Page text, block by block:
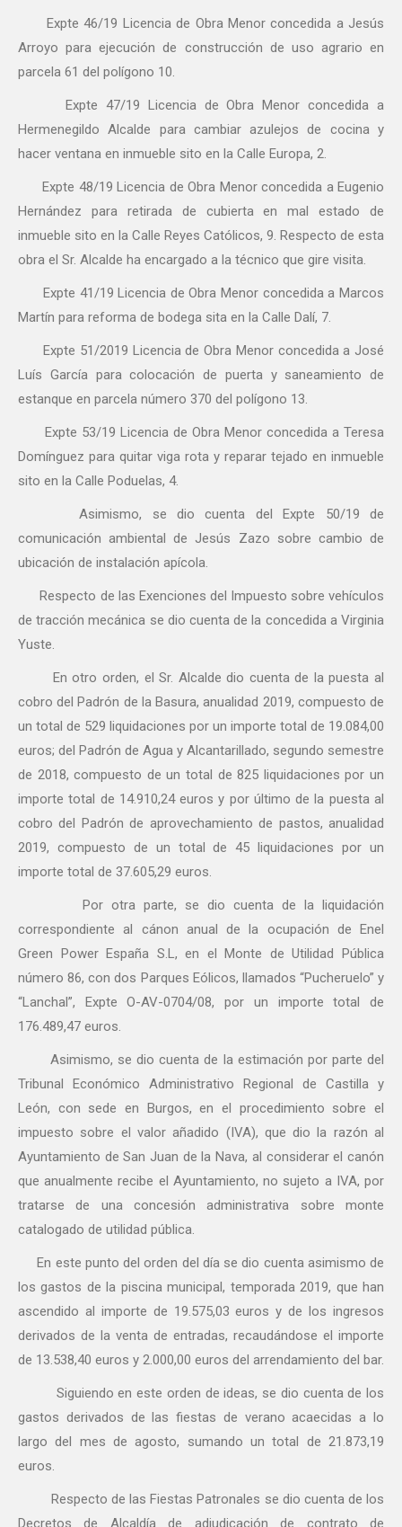
Expte 46/19 Licencia de Obra Menor concedida a Jesús
Arroyo para ejecución de construcción de uso agrario en
parcela 61 del polígono 10.
Expte 47/19 Licencia de Obra Menor concedida a
Hermenegildo Alcalde para cambiar azulejos de cocina y
hacer ventana en inmueble sito en la Calle Europa, 2.
Expte 48/19 Licencia de Obra Menor concedida a Eugenio
Hernández para retirada de cubierta en mal estado de
inmueble sito en la Calle Reyes Católicos, 9. Respecto de esta
obra el Sr. Alcalde ha encargado a la técnico que gire visita.
Expte 41/19 Licencia de Obra Menor concedida a Marcos
Martín para reforma de bodega sita en la Calle Dalí, 7.
Expte 51/2019 Licencia de Obra Menor concedida a José
Luís García para colocación de puerta y saneamiento de
estanque en parcela número 370 del polígono 13.
Expte 53/19 Licencia de Obra Menor concedida a Teresa
Domínguez para quitar viga rota y reparar tejado en inmueble
sito en la Calle Poduelas, 4.
Asimismo, se dio cuenta del Expte 50/19 de
comunicación ambiental de Jesús Zazo sobre cambio de
ubicación de instalación apícola.
Respecto de las Exenciones del Impuesto sobre vehículos
de tracción mecánica se dio cuenta de la concedida a Virginia
Yuste.
En otro orden, el Sr. Alcalde dio cuenta de la puesta al
cobro del Padrón de la Basura, anualidad 2019, compuesto de
un total de 529 liquidaciones por un importe total de 19.084,00
euros; del Padrón de Agua y Alcantarillado, segundo semestre
de 2018, compuesto de un total de 825 liquidaciones por un
importe total de 14.910,24 euros y por último de la puesta al
cobro del Padrón de aprovechamiento de pastos, anualidad
2019, compuesto de un total de 45 liquidaciones por un
importe total de 37.605,29 euros.
Por otra parte, se dio cuenta de la liquidación
correspondiente al cánon anual de la ocupación de Enel
Green Power España S.L, en el Monte de Utilidad Pública
número 86, con dos Parques Eólicos, llamados “Pucheruelo” y
“Lanchal”, Expte O-AV-0704/08, por un importe total de
176.489,47 euros.
Asimismo, se dio cuenta de la estimación por parte del
Tribunal Económico Administrativo Regional de Castilla y
León, con sede en Burgos, en el procedimiento sobre el
impuesto sobre el valor añadido (IVA), que dio la razón al
Ayuntamiento de San Juan de la Nava, al considerar el canón
que anualmente recibe el Ayuntamiento, no sujeto a IVA, por
tratarse de una concesión administrativa sobre monte
catalogado de utilidad pública.
En este punto del orden del día se dio cuenta asimismo de
los gastos de la piscina municipal, temporada 2019, que han
ascendido al importe de 19.575,03 euros y de los ingresos
derivados de la venta de entradas, recaudándose el importe
de 13.538,40 euros y 2.000,00 euros del arrendamiento del bar.
Siguiendo en este orden de ideas, se dio cuenta de los
gastos derivados de las fiestas de verano acaecidas a lo
largo del mes de agosto, sumando un total de 21.873,19
euros.
Respecto de las Fiestas Patronales se dio cuenta de los
Decretos de Alcaldía de adjudicación de contrato de